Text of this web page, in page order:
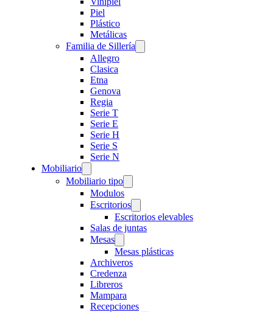
Piel
Plástico
Metálicas
Familia de Sillería
Allegro
Clasica
Etna
Genova
Regia
Serie T
Serie E
Serie H
Serie S
Serie N
Mobiliario
Mobiliario tipo
Modulos
Escritorios
Escritorios elevables
Salas de juntas
Mesas
Mesas plásticas
Archiveros
Credenza
Libreros
Mampara
Recepciones